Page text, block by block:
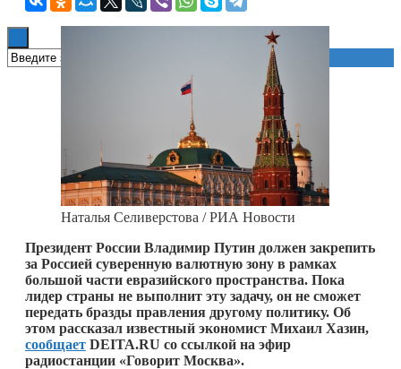
Наталья Селиверстова / РИА Новости
Президент России Владимир Путин должен закрепить
за Россией суверенную валютную зону в рамках
большой части евразийского пространства. Пока
лидер страны не выполнит эту задачу, он не сможет
передать бразды правления другому политику. Об
этом рассказал известный экономист Михаил Хазин,
сообщает DEITA.RU со ссылкой на эфир
радиостанции «Говорит Москва».